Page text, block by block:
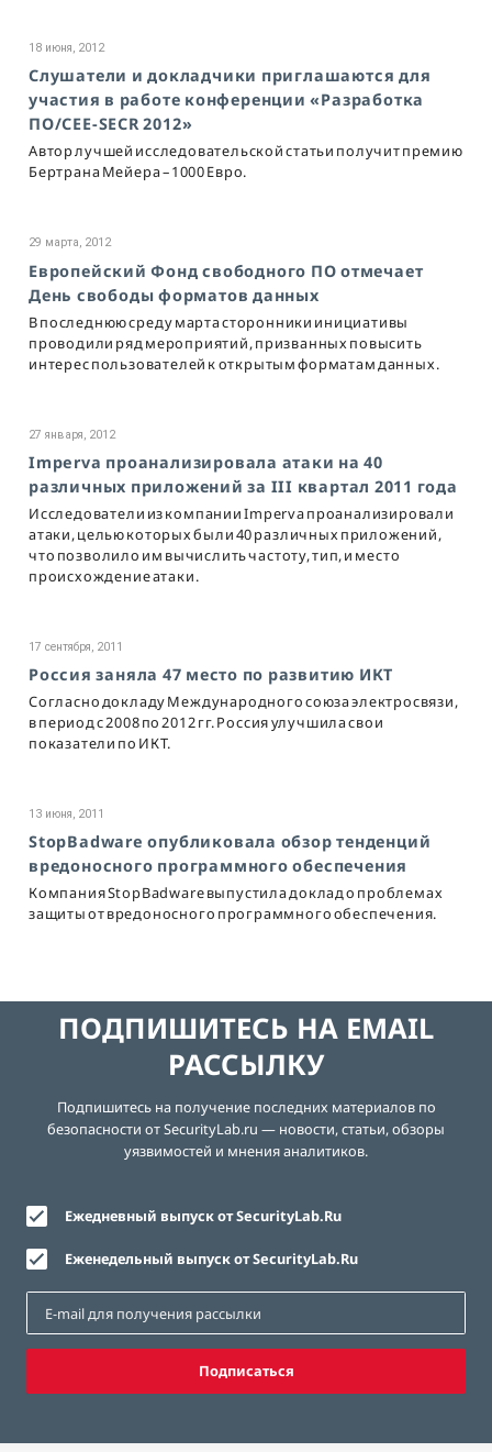
18 июня, 2012
Слушатели и докладчики приглашаются для
участия в работе конференции «Разработка
ПО/CEE-SECR 2012»
Автор лучшей исследовательской статьи получит премию
Бертрана Мейера – 1000 Евро.
29 марта, 2012
Европейский Фонд свободного ПО отмечает
День свободы форматов данных
В последнюю среду марта сторонники инициативы
проводили ряд мероприятий, призванных повысить
интерес пользователей к открытым форматам данных.
27 января, 2012
Imperva проанализировала атаки на 40
различных приложений за III квартал 2011 года
Исследователи из компании Imperva проанализировали
атаки, целью которых были 40 различных приложений,
что позволило им вычислить частоту, тип, и место
происхождение атаки.
17 сентября, 2011
Россия заняла 47 место по развитию ИКТ
Согласно докладу Международного союза электросвязи,
в период с 2008 по 2012 гг. Россия улучшила свои
показатели по ИКТ.
13 июня, 2011
StopBadware опубликовала обзор тенденций
вредоносного программного обеспечения
Компания StopBadware выпустила доклад о проблемах
защиты от вредоносного программного обеспечения.
ПОДПИШИТЕСЬ НА EMAIL
РАССЫЛКУ
Подпишитесь на получение последних материалов по
безопасности от SecurityLab.ru — новости, статьи, обзоры
уязвимостей и мнения аналитиков.
Ежедневный выпуск от SecurityLab.Ru
Еженедельный выпуск от SecurityLab.Ru
Подписаться